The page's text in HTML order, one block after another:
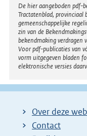
Disclaimer
De hier aangeboden pdf-
Tractatenblad, provinciaal
gemeenschappelijke
zin van de
bekendmaking verdragen
Voor pdf-publicaties van
vorm uitgegeven bladen
elektronische versies
Over deze
Contact